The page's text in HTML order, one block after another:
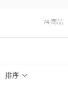
74 商品
排序